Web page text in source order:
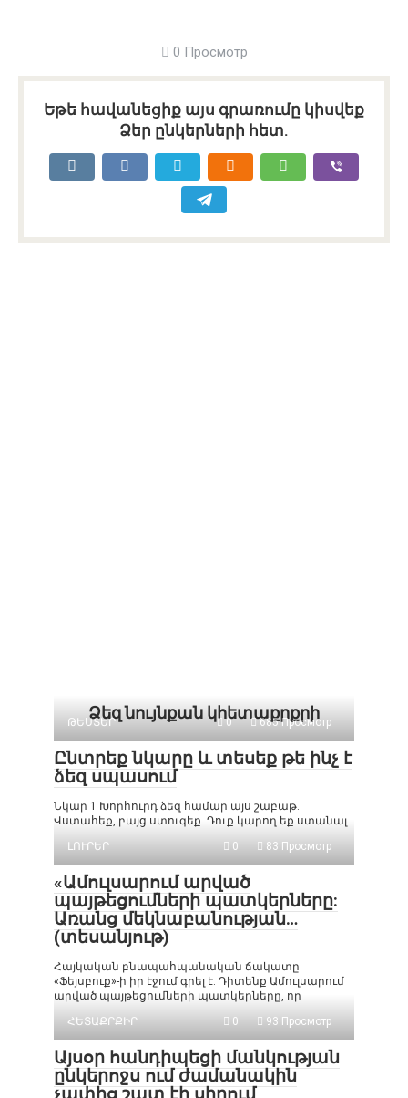
0 Просмотр
Եթե հավանեցիք այս գրառումը կիսվեք
Ձեր ընկերների հետ.
Ձեզ նույնքան կհետաքրքրի
ԹԵՍՏԵՐ 0 685 Просмотр
Ընտրեք նկարը և տեսեք թե ինչ է
ձեզ սպասում
Նկար 1 Խորհուրդ ձեզ համար այս շաբաթ.
Վստահեք, բայց ստուգեք. Դուք կարող եք ստանալ
ԼՈՒՐԵՐ
0 83 Просмотр
«Ամուլսարում արված
պայթեցումների պատկերները:
Առանց մեկնաբանության…
(տեսանյութ)
Հայկական բնապահպանական ճակատը
«Ֆեյսբուք»-ի իր էջում գրել է. Դիտենք Ամուլսարում
արված պայթեցումների պատկերները, որ
ՀԵՏԱՔՐՔԻՐ
0 93 Просмотр
Այսօր հանդիպեցի մանկության
ընկերոջս ում ժամանակին